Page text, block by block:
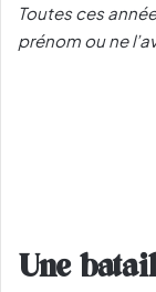
Toutes ces
prénom ou ne
Une